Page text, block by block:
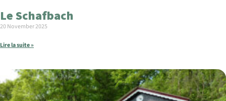
Le Schafbach
20 November 2025
Lire la suite »